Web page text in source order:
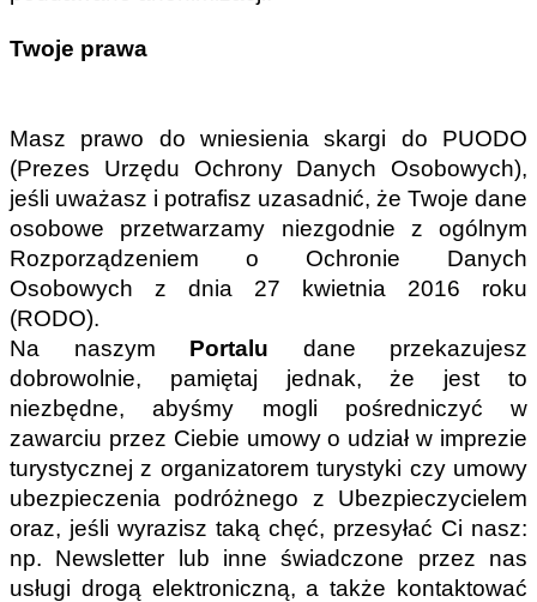
Twoje prawa
Masz prawo do wniesienia skargi do PUODO
(Prezes Urzędu Ochrony Danych Osobowych),
jeśli uważasz i potrafisz uzasadnić, że Twoje dane
osobowe przetwarzamy niezgodnie z ogólnym
Rozporządzeniem o Ochronie Danych
Osobowych z dnia 27 kwietnia 2016 roku
(RODO).
Na naszym Portalu dane przekazujesz
dobrowolnie, pamiętaj jednak, że jest to
niezbędne, abyśmy mogli pośredniczyć w
zawarciu przez Ciebie umowy o udział w imprezie
turystycznej z organizatorem turystyki czy umowy
ubezpieczenia podróżnego z Ubezpieczycielem
oraz, jeśli wyrazisz taką chęć, przesyłać Ci nasz:
np. Newsletter lub inne świadczone przez nas
usługi drogą elektroniczną, a także kontaktować